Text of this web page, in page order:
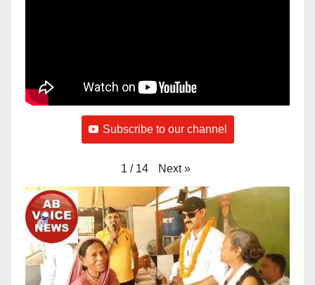
Subscribe to our channel
1 / 14 Next »